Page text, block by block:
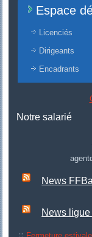
Espace
Licenciés
Dirigeants
Encadrants
Notre salarié
News
News